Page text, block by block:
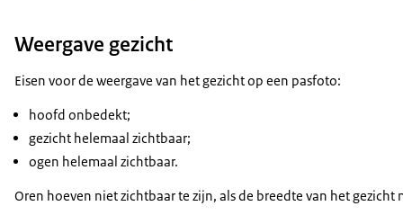
Weergave gezicht
Eisen voor de weergave van het gezicht op een pasfoto:
hoofd onbedekt;
gezicht helemaal zichtbaar;
ogen helemaal zichtbaar.
Oren hoeven niet zichtbaar te zijn, als de breedte van het gezicht